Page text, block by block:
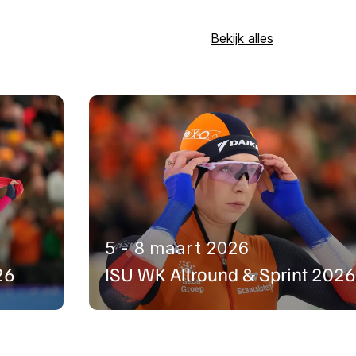
met de bus of op
. De
Thialf Express
van de
Bekijk alles
5 - 8 maart 2026
ISU WK Allround & Sprint 2026